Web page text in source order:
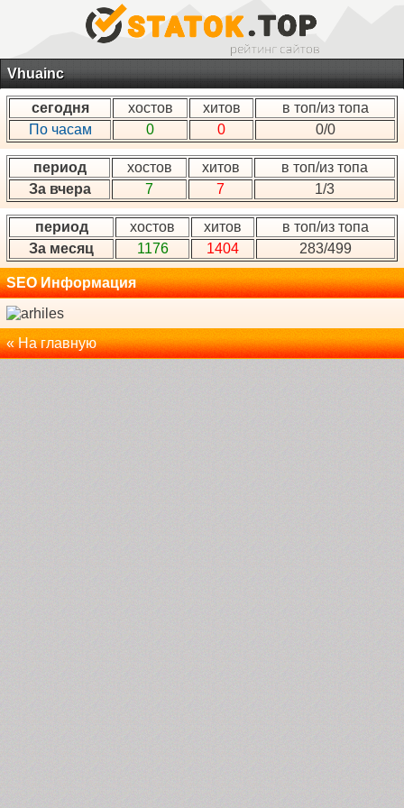
Vhuainc
сегодня хостов хитов
в топ/из топа
По часам
0 0 0/0
период хостов хитов
в топ/из топа
За вчера
7 7 1/3
период хостов хитов
в топ/из топа
За месяц
1176 1404 283/499
SEO Информация
« На главную